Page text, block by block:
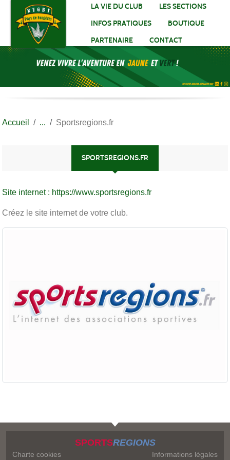
LA VIE DU CLUB
LES SECTIONS
INFOS PRATIQUES
BOUTIQUE
PARTENAIRE
CONTACT
Accueil Sportsregions.fr
SPORTSREGIONS.FR
Site internet : https://www.sportsregions.fr
Créez le site internet de votre club.
SPORTSREGIONS
Charte cookies Informations légales
Panneau de gestion des cookies